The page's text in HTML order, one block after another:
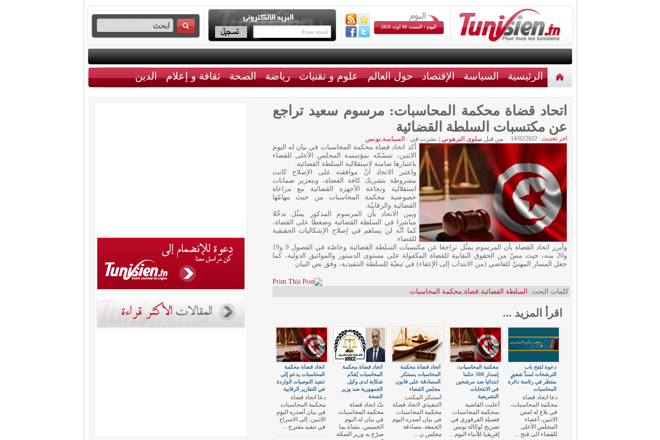
اليوم : السبت 08 اوت 2026
الرئيسية السياسة الإقتصاد حول العالم علوم و تقنيات رياضة الصحة ثقافة و إعلام الدين
اتحاد قضاة محكمة المحاسبات: مرسوم سعيد تراجع
عن مكتسبات السلطة القضائية
اخر تحديث : 14/02/2022 من قبل سلوى الترهوني | نشرت في : السياسة,تونس
أكد اتحاد قضاة محكمة المحاسبات في بيان له اليوم
الاثنين، تمسّكه بمؤسسة المجلس الأعلى للقضاء
باعتبارها ضامنة لاستقلالية السلطة القضائية.
واعتبر الاتحاد أنّ موافقته على الإصلاح كانت
مشروطة بتشريك كافة القضاة، وبتعزيز ضمانات
استقلالية ونجاعة الأجهزة القضائية مع مراعاة
خصوصية محكمة المحاسبات من حيث مهامّها
القضائية والرقابيّة.
وبين الاتحاد بأن المرسوم المذكور يمثّل تدخّلا
مباشرا في السلطة القضائية وضغطا على القضاة،
كما أنّه لن يساهم في إصلاح الإشكاليات الحقيقية
للقضاء.
وأبرز اتحاد القضاة بأن المرسوم يمثّل تراجعا عن مكتسبات السلطة القضائية وخاصّة في الفصول 9 و19
و20 منه، حيث مسّ من الحقوق النقابية للقضاة المكفولة على مستوى الدستور والمواثيق الدولية، كما
جعل المسار المهنيّ للقاضي (من الانتداب إلى الإعفاء) في تبعيّة للسلطة التنفيذية، وفق نص البيان.
كلمات البحث : السلطة القضائية;قضاة;محكمة المحاسبات
اقرأ المزيد ...
اتحاد قضاة محكمة
المحاسبات يدعو إلى
تنفيذ التوصيات الواردة
في التقارير الرقابية
دعا اتحاد قضاة
محكمة المحاسبات
في بيان أصدره اليوم
الاثنين، إلى الاسراع
في تنفيذ مقترح ...
اتحاد قضاة محكمة
المحاسبات يُقدّم
شكاية لدى وكيل
الجمهورية ضد وزير
الصحة
ندّد اتحاد قضاة
محكمة المحاسبات
في بيان له اليوم
الخميس، بشدّة بما
صرّح به وزير الصحّة
اتحاد قضاة محكمة
المحاسبات يستنكر
المصادقة على قانون
مجلس القضاء
استنكر المكتب
التنفيذي لاتحاد قضاة
محكمة المحاسبات
في بيان أصدره اليوم
الجمعة، مصادقة
مجلس ن ...
محكمة المحاسبات:
إصدار 380 حكما
ابتدائيا ضد مرشحين
في الانتخابات
التشريعية
أعلنت القاضية
بمحكمة المحاسبات
فضيلة القرقوري في
تصريح لوكالة تونس
إفريقيا للأنباء اليوم ...
دعوة لفتح باب
الترشحات لسدِّ شغورٍ
منتظر في رئاسة دائرة
المحاسبات
دعا اتحاد قضاة
محكمة المحاسبات،
في بلاغ له امس
الاثنين، أعضاء
المجلس الأعلى
للقضاء الى فتح ...